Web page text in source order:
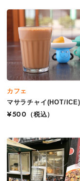
カフェ
マサラチャイ(HOT/ICE)
¥500
（税込）